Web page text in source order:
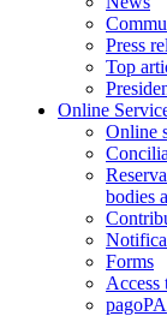
Press
Top
Online
Online
bodies
Forms
Access
pagoPA